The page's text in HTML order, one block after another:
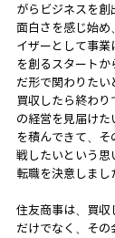
がらビジネスを
面白さを感じ始め
イザーとして事
を創るスタート
だ形で関わりたい
買収したら終わ
の経営を見届けた
を積んできて、
戦したいという思
転職を決意しまし
住友商事は、買収
だけでなく、その